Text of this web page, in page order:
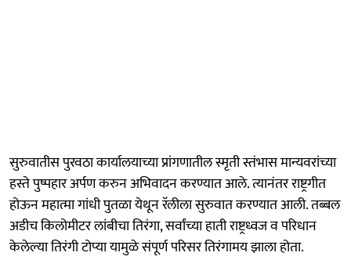
सुरुवातीस पुरवठा कार्यालयाच्या प्रांगणातील स्मृती स्तंभास मान्यवरांच्या
हस्ते पुष्पहार अर्पण करुन अभिवादन करण्यात आले. त्यानंतर राष्ट्रगीत
होऊन महात्मा गांधी पुतळा येथून रॅलीला सुरुवात करण्यात आली. तब्बल
अडीच किलोमीटर लांबीचा तिरंगा, सर्वांच्या हाती राष्ट्रध्वज व परिधान
केलेल्या तिरंगी टोप्या यामुळे संपूर्ण परिसर तिरंगामय झाला होता.